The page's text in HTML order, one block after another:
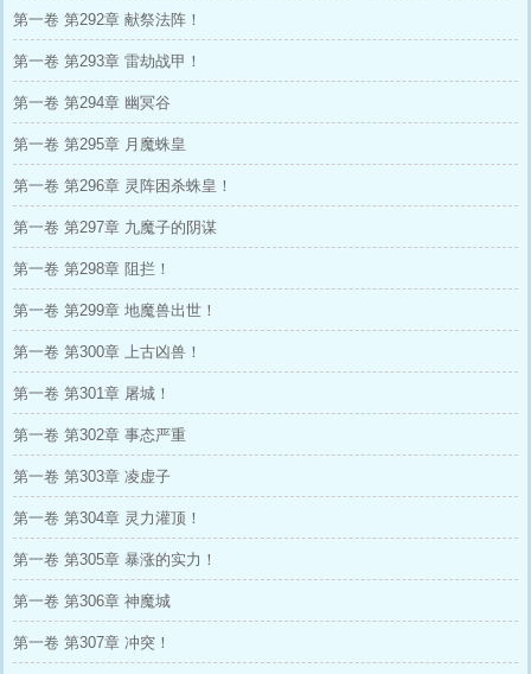
第一卷 第292章 献祭法阵！
第一卷 第293章 雷劫战甲！
第一卷 第294章 幽冥谷
第一卷 第295章 月魔蛛皇
第一卷 第296章 灵阵困杀蛛皇！
第一卷 第297章 九魔子的阴谋
第一卷 第298章 阻拦！
第一卷 第299章 地魔兽出世！
第一卷 第300章 上古凶兽！
第一卷 第301章 屠城！
第一卷 第302章 事态严重
第一卷 第303章 凌虚子
第一卷 第304章 灵力灌顶！
第一卷 第305章 暴涨的实力！
第一卷 第306章 神魔城
第一卷 第307章 冲突！